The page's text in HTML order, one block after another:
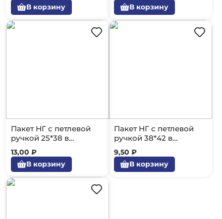
В корзину
В корзину
Пакет НГ с петлевой
ручкой 25*38 в
ассортименте
13,00 ₽
В корзину
Пакет НГ с петлевой
ручкой 38*42 в
ассортименте
9,50 ₽
В корзину